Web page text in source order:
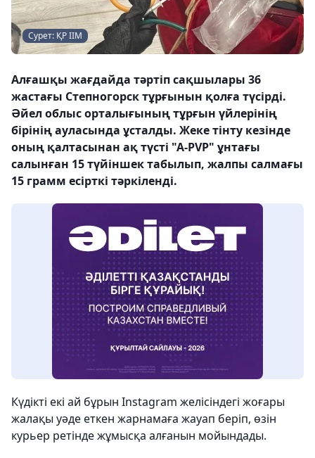
Сурет: ҚР ІІМ
Алғашқы жағдайда тәртіп сақшылары 36
жастағы Степногорск тұрғынын қолға түсірді.
Әйел облыс орталығының тұрғын үйлерінің
бірінің ауласында ұсталды. Жеке тінту кезінде
оның қалтасынан ақ түсті "А-PVP" ұнтағы
салынған 15 түйіншек табылып, жалпы салмағы
15 грамм есірткі тәркіленді.
Күдікті екі ай бұрын Instagram желісіндегі жоғары
жалақы уәде еткен жарнамаға жауап беріп, өзін
курьер ретінде жұмысқа алғанын мойындады.